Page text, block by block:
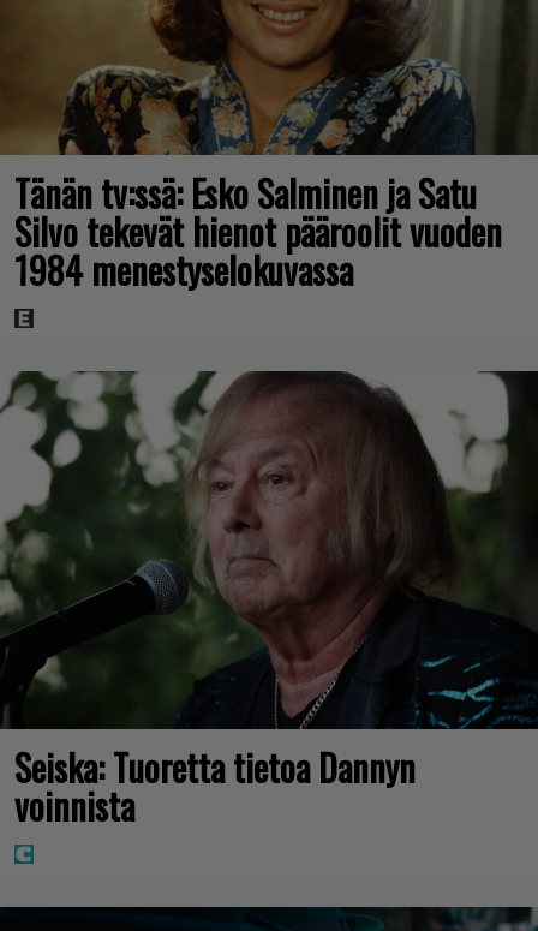
Tänän tv:ssä: Esko Salminen ja Satu
Silvo tekevät hienot pääroolit vuoden
1984 menestyselokuvassa
Seiska: Tuoretta tietoa Dannyn
voinnista